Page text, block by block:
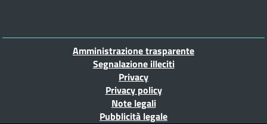
Piè
Amministrazione trasparente
Segnalazione illeciti
Privacy
Privacy policy
Note legali
Pubblicità legale